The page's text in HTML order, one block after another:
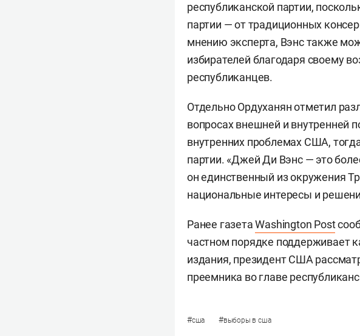
республиканской партии,
партии — от традиционных
мнению эксперта, Вэнс также
избирателей благодаря своему
республиканцев.
Отдельно Ордуханян отметил
вопросах внешней и внутренней
внутренних проблемах США,
партии. «Джей Ди Вэнс — это
он единственный из окружения
национальные интересы и
Ранее газетаWashington Post
частном порядке поддерживает
издания, президент США
преемника во главе
#сша #выборы в сша